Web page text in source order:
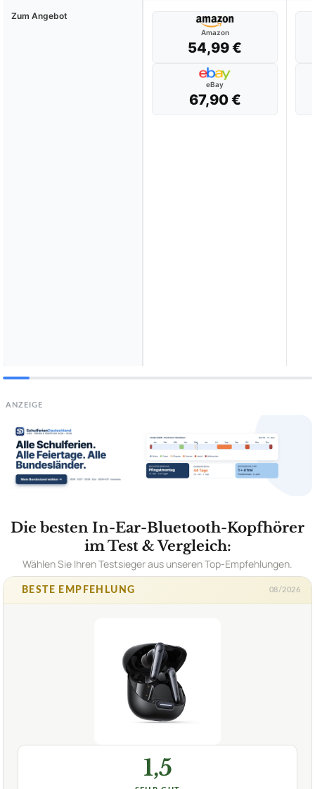
Zum Angebot
Amazon
54,99 €
eBay
67,90 €
ANZEIGE
Die besten In-Ear-Bluetooth-Kopfhörer
im Test & Vergleich:
Wählen Sie Ihren Testsieger aus unseren Top-Empfehlungen.
BESTE EMPFEHLUNG 08/2026
1,5